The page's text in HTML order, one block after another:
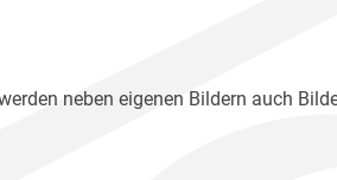
neben eigenen Bildern auch